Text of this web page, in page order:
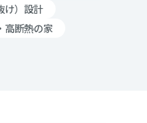
け）設計
高断熱の家